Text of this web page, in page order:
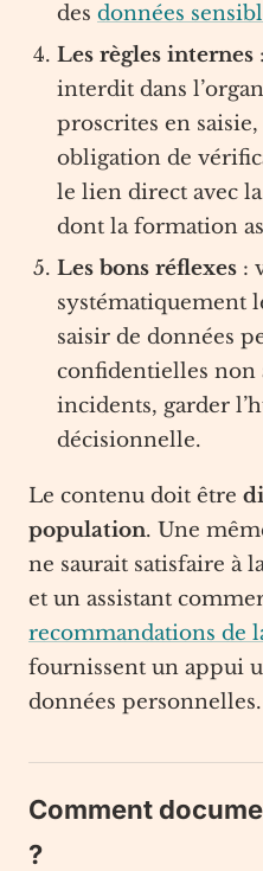
des données
Les règles internes
interdit dans
proscrites en
obligation de
le lien direct avec la
dont la formation
Les bons réflexes :
systématiquement
saisir de données
confidentielles non
incidents, garder
décisionnelle.
Le contenu doit être
population. Une
ne saurait satisfaire à
et un assistant
recommandations de
fournissent un appui
données personnelles.
Comment
?